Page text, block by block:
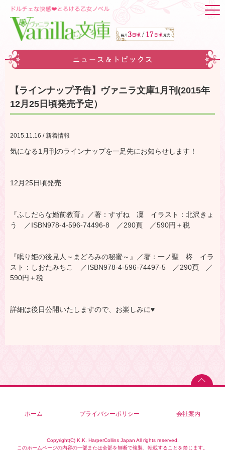
ニュース＆トピックス
【ラインナップ予告】ヴァニラ文庫1月刊(2015年
12月25日頃発売予定）
2015.11.16 / 新着情報
気になる1月刊のラインナップを一足先にお知らせします！
12月25日頃発売
『ふしだらな婚前教育』／著：すずね 凜 イラスト：北沢きょ
う ／ISBN978-4-596-74496-8 ／290頁 ／590円＋税
『眠り姫の後見人～まどろみの秘蜜～』／著：一ノ聖 柊 イラ
スト：しおたみちこ ／ISBN978-4-596-74497-5 ／290頁 ／
590円＋税
詳細は後日公開いたしますので、お楽しみに♥
ホーム プライバシーポリシー 会社案内
Copyright(C) K.K. HarperCollins Japan All rights reserved.
このホームページの内容の一部または全部を無断で複製、転載することを禁じます。